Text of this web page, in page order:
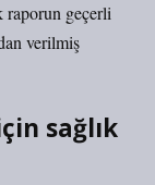
raporun geçerli
verilmiş
sağlık